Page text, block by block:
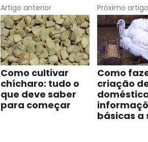
Artigo anterior
Como cultivar
chícharo: tudo o
que deve saber
para começar
Próximo artigo
Como
criação
básicas a